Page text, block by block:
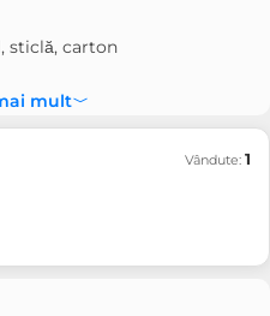
sticlă, carton
mult
Vândute: 1